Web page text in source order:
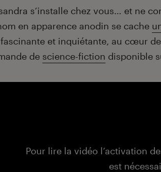
s’installe chez vous… et ne
en apparence anodin se cache
et inquiétante, au cœur
de science-fiction disponible
Pour lire la vidéo l’activation
est